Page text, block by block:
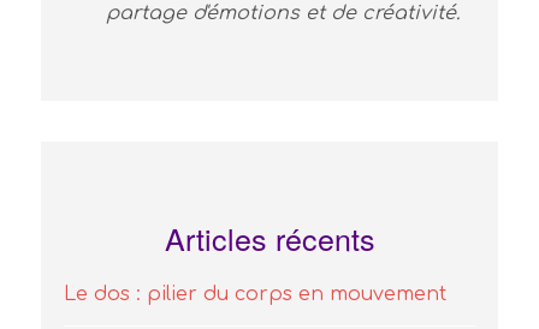
partage d'émotions et de créativité.
Articles récents
Le dos : pilier du corps en mouvement